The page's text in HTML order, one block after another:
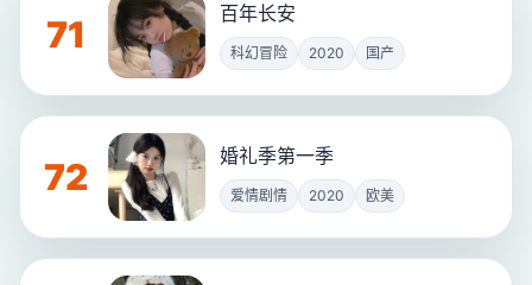
71 百年长安
科幻冒险 2020 国产
72 婚礼季第一季
爱情剧情 2020 欧美